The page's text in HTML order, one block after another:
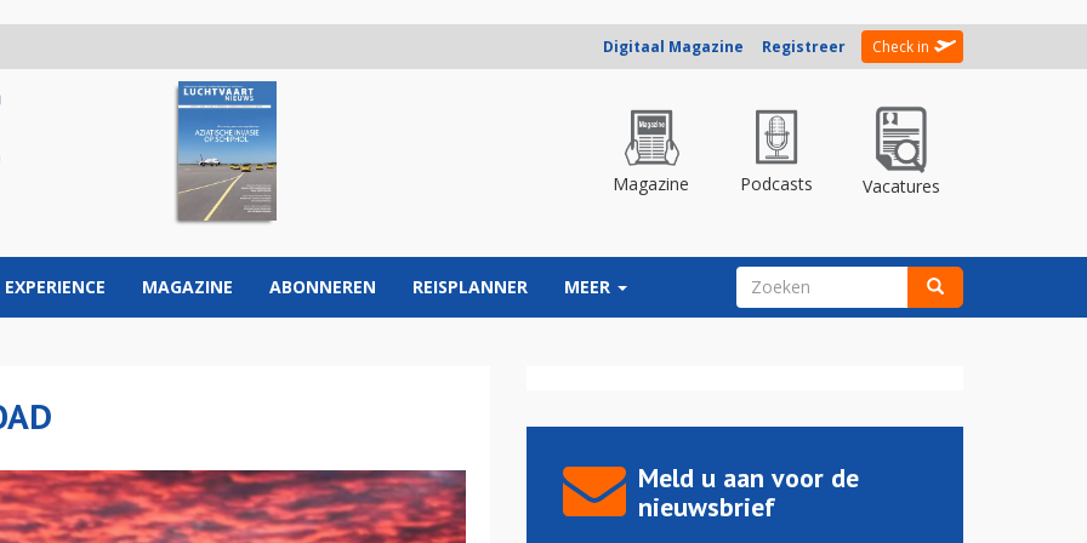
Digitaal Magazine Registreer Check in
Magazine Podcasts Vacatures
EXPERIENCE MAGAZINE ABONNEREN REISPLANNER MEER ZOEKVELD
Meld u aan voor de
nieuwsbrief